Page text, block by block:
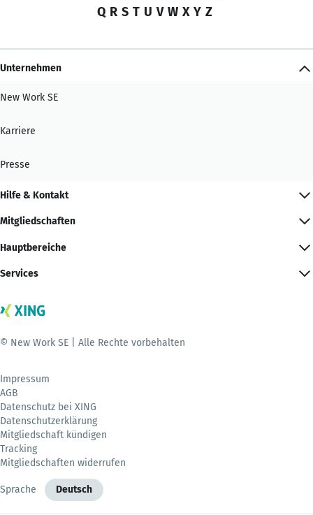
Q R S T U V W X Y Z
Unternehmen
New Work SE
Karriere
Presse
Hilfe & Kontakt
Mitgliedschaften
Hauptbereiche
Services
© New Work SE | Alle Rechte vorbehalten
Impressum
AGB
Datenschutz bei XING
Datenschutzerklärung
Mitgliedschaft kündigen
Tracking
Mitgliedschaften widerrufen
Sprache Deutsch